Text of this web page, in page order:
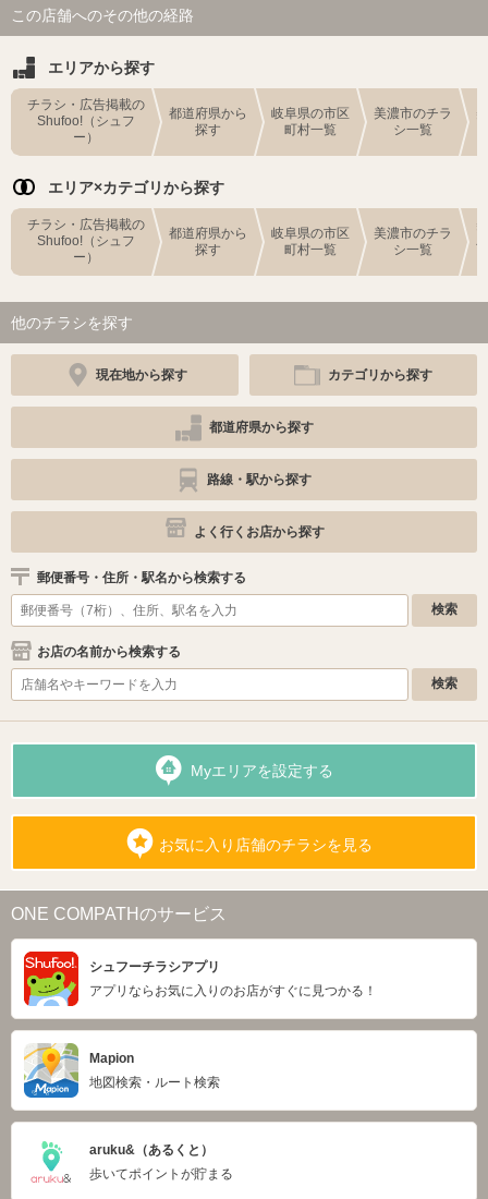
この店舗へのその他の経路
エリアから探す
チラシ・広告掲載の
Shufoo!（シュフ
ー）
都道府県から
探す
岐阜県の市区
町村一覧
美濃市のチラ
シ一覧
エリア×カテゴリから探す
チラシ・広告掲載の
Shufoo!（シュフ
ー）
都道府県から
探す
岐阜県の市区
町村一覧
美濃市のチラ
シ一覧
他のチラシを探す
現在地から探す カテゴリから探す
都道府県から探す
路線・駅から探す
よく行くお店から探す
郵便番号・住所・駅名から検索する
お店の名前から検索する
Myエリアを設定する
お気に入り店舗のチラシを見る
ONE COMPATHのサービス
シュフーチラシアプリ
アプリならお気に入りのお店がすぐに見つかる！
Mapion
地図検索・ルート検索
aruku&（あるくと）
歩いてポイントが貯まる